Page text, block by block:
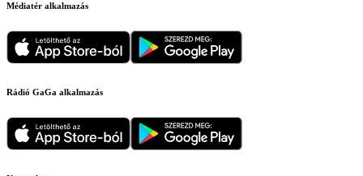
Médiatér alkalmazás
Rádió GaGa alkalmazás